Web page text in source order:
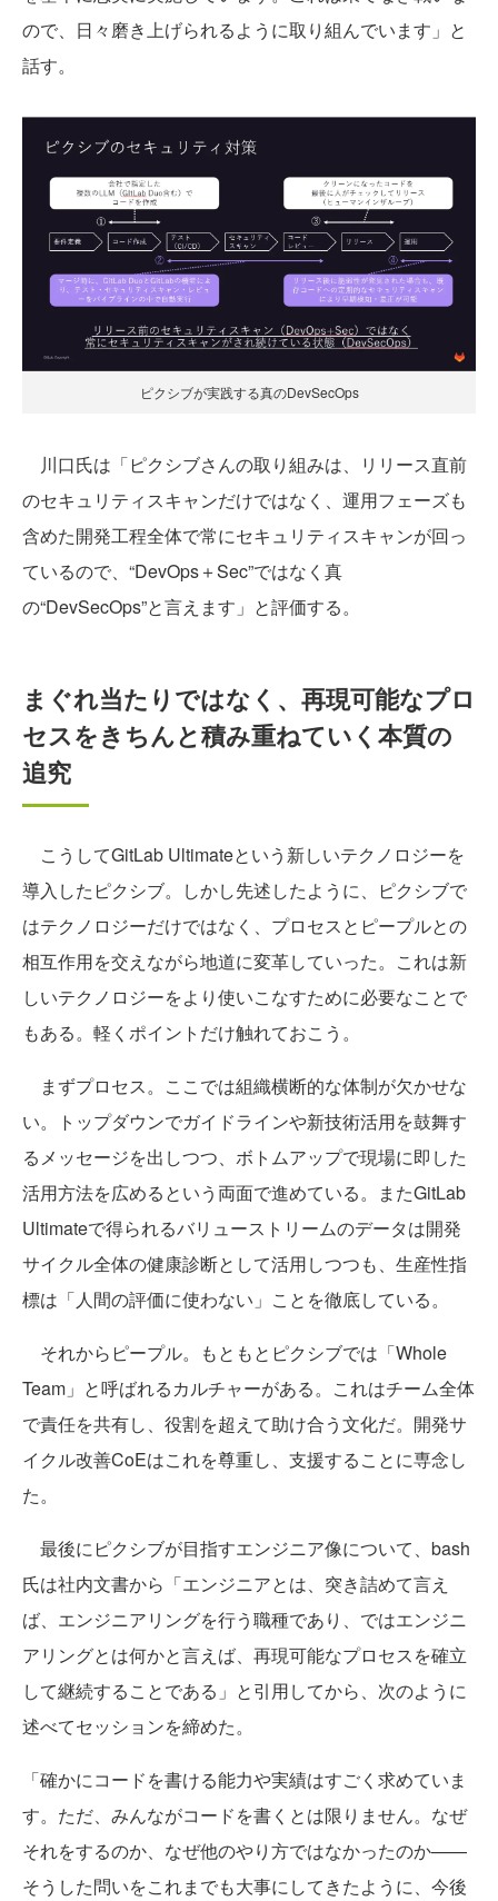
ので、日々磨き上げられるように取り組んでいます」と
話す。
ピクシブが実践する真のDevSecOps
川口氏は「ピクシブさんの取り組みは、リリース直前
のセキュリティスキャンだけではなく、運用フェーズも
含めた開発工程全体で常にセキュリティスキャンが回っ
ているので、“DevOps＋Sec”ではなく真
の“DevSecOps”と言えます」と評価する。
まぐれ当たりではなく、再現可能なプロ
セスをきちんと積み重ねていく本質の
追究
こうしてGitLab Ultimateという新しいテクノロジーを
導入したピクシブ。しかし先述したように、ピクシブで
はテクノロジーだけではなく、プロセスとピープルとの
相互作用を交えながら地道に変革していった。これは新
しいテクノロジーをより使いこなすために必要なことで
もある。軽くポイントだけ触れておこう。
まずプロセス。ここでは組織横断的な体制が欠かせな
い。トップダウンでガイドラインや新技術活用を鼓舞す
るメッセージを出しつつ、ボトムアップで現場に即した
活用方法を広めるという両面で進めている。またGitLab
Ultimateで得られるバリューストリームのデータは開発
サイクル全体の健康診断として活用しつつも、生産性指
標は「人間の評価に使わない」ことを徹底している。
それからピープル。もともとピクシブでは「Whole
Team」と呼ばれるカルチャーがある。これはチーム全体
で責任を共有し、役割を超えて助け合う文化だ。開発サ
イクル改善CoEはこれを尊重し、支援することに専念し
た。
最後にピクシブが目指すエンジニア像について、bash
氏は社内文書から「エンジニアとは、突き詰めて言え
ば、エンジニアリングを行う職種であり、ではエンジニ
アリングとは何かと言えば、再現可能なプロセスを確立
して継続することである」と引用してから、次のように
述べてセッションを締めた。
「確かにコードを書ける能力や実績はすごく求めていま
す。ただ、みんながコードを書くとは限りません。なぜ
それをするのか、なぜ他のやり方ではなかったのか——
そうした問いをこれまでも大事にしてきたように、今後